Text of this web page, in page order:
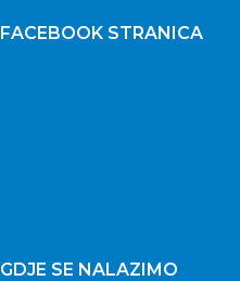
FACEBOOK STRANICA
GDJE SE NALAZIMO